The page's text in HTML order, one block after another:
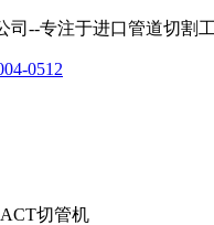
司--专注于进口管道切割
0512
切管机